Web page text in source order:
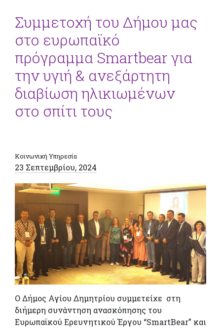
Συμμετοχή του Δήμου μας
στο ευρωπαϊκό
πρόγραμμα Smartbear για
την υγιή & ανεξάρτητη
διαβίωση ηλικιωμένων
στο σπίτι τους
Κοινωνική Υπηρεσία
23 Σεπτεμβρίου, 2024
Ο Δήμος Αγίου Δημητρίου συμμετείχε στη
διήμερη συνάντηση ανασκόπησης του
Ευρωπαϊκού Ερευνητικού Έργου “SmartBear” και